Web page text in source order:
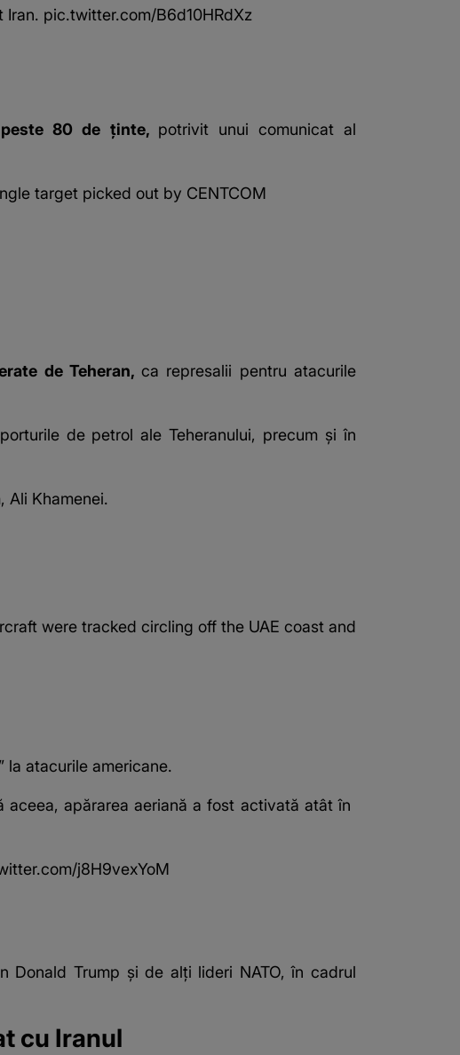
Iran. pic.twitter.com/B6d10HRdXz
80 de ținte, potrivit unui comunicat al
target picked out by CENTCOM
de Teheran, ca represalii pentru atacurile
de petrol ale Teheranului, precum și în
Ali Khamenei.
were tracked circling off the UAE coast and
la atacurile americane.
apărarea aeriană a fost activată atât în
j8H9vexYoM
Donald Trump și de alți lideri NATO, în cadrul
cu Iranul